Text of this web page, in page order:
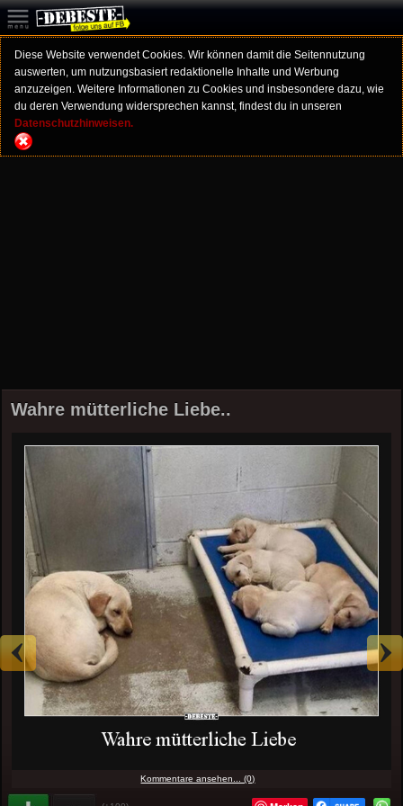
Diese Website verwendet Cookies. Wir können damit die Seitennutzung
auswerten, um nutzungsbasiert redaktionelle Inhalte und Werbung
anzuzeigen. Weitere Informationen zu Cookies und insbesondere dazu, wie
du deren Verwendung widersprechen kannst, findest du in unseren
Datenschutzhinweisen.
Wahre mütterliche Liebe..
Kommentare ansehen... (0)